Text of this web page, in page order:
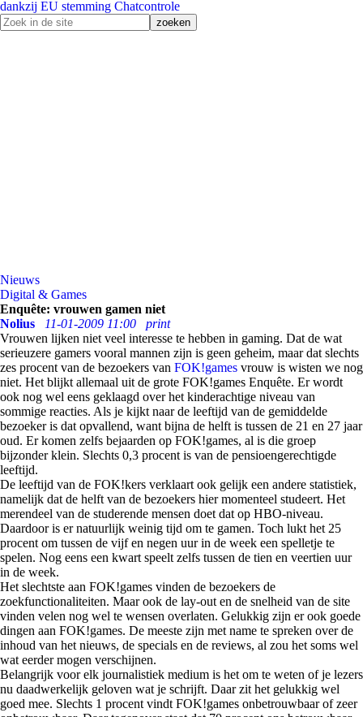
dankzij EU stemming Chatcontrole
Nieuws
Digital & Games
Enquête: vrouwen gamen niet
Nolius
11-01-2009 11:00
print
Vrouwen lijken niet veel interesse te hebben in gaming. Dat de wat
serieuzere gamers vooral mannen zijn is geen geheim, maar dat slechts
zes procent van de bezoekers van FOK!games vrouw is wisten we nog
niet. Het blijkt allemaal uit de grote FOK!games Enquête. Er wordt
ook nog wel eens geklaagd over het kinderachtige niveau van
sommige reacties. Als je kijkt naar de leeftijd van de gemiddelde
bezoeker is dat opvallend, want bijna de helft is tussen de 21 en 27 jaar
oud. Er komen zelfs bejaarden op FOK!games, al is die groep
bijzonder klein. Slechts 0,3 procent is van de pensioengerechtigde
leeftijd.
De leeftijd van de FOK!kers verklaart ook gelijk een andere statistiek,
namelijk dat de helft van de bezoekers hier momenteel studeert. Het
merendeel van de studerende mensen doet dat op HBO-niveau.
Daardoor is er natuurlijk weinig tijd om te gamen. Toch lukt het 25
procent om tussen de vijf en negen uur in de week een spelletje te
spelen. Nog eens een kwart speelt zelfs tussen de tien en veertien uur
in de week.
Het slechtste aan FOK!games vinden de bezoekers de
zoekfunctionaliteiten. Maar ook de lay-out en de snelheid van de site
vinden velen nog wel te wensen overlaten. Gelukkig zijn er ook goede
dingen aan FOK!games. De meeste zijn met name te spreken over de
inhoud van het nieuws, de specials en de reviews, al zou het soms wel
wat eerder mogen verschijnen.
Belangrijk voor elk journalistiek medium is het om te weten of je lezers
nu daadwerkelijk geloven wat je schrijft. Daar zit het gelukkig wel
goed mee. Slechts 1 procent vindt FOK!games onbetrouwbaar of zeer